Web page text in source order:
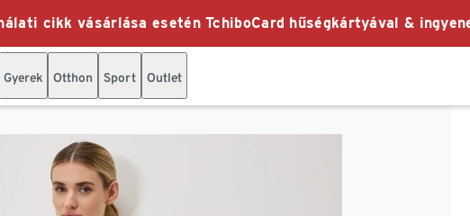
cikk vásárlása esetén TchiboCard hűségkártyával &
Gyerek Otthon Sport Outlet